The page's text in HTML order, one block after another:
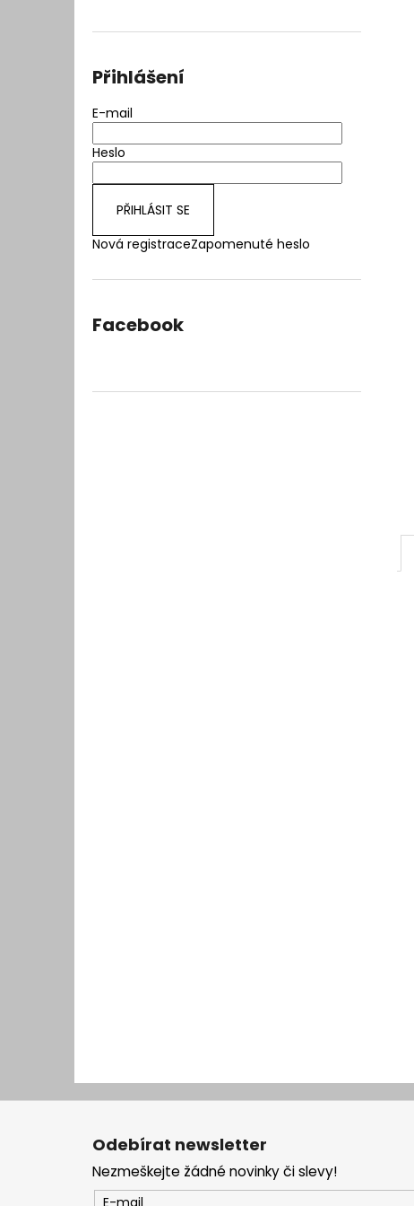
Přihlášení
E-mail
Heslo
PŘIHLÁSIT SE
Nová registraceZapomenuté heslo
Facebook
Z
Odebírat newsletter
Nezmeškejte žádné novinky či slevy!